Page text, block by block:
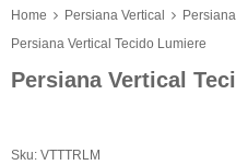
Home Persiana Vertical
Persiana Vertical Tecido Lumiere
Persiana Vertical
Sku: VTTTRLM